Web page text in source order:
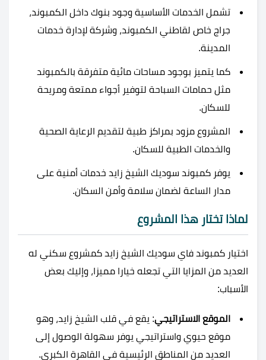
تشمل الخدمات الأساسية وجود بنوك داخل الكمبوند،
جراج خاص لقاطني الكمبوند، وشركة لإدارة خدمات
المدينة​​.
كما يتميز بوجود مساحات مائية متفرقة بالكمبوند
مثل حمامات السباحة لتوفير أجواء ممتعة ومريحة
للسكان​​.
المشروع مزود بمراكز طبية لتقديم الرعاية الصحية
والخدمات الطبية للسكان​​.
يوفر كمبوند سوديك الشيخ زايد خدمات أمنية على
مدار الساعة لضمان سلامة وأمن السكان​​.
لماذا تختار هذا المشروع
اختيار كمبوند فاي سوديك الشيخ زايد كمشروع سكني له
العديد من المزايا التي تجعله خيارا مميزا، وإليك بعض
الأسباب:
الموقع الاستراتيجي: يقع في قلب الشيخ زايد، وهو
موقع حيوي واستراتيجي يوفر سهولة الوصول إلى
العديد من المناطق الرئيسية في القاهرة الكبرى​​​​.